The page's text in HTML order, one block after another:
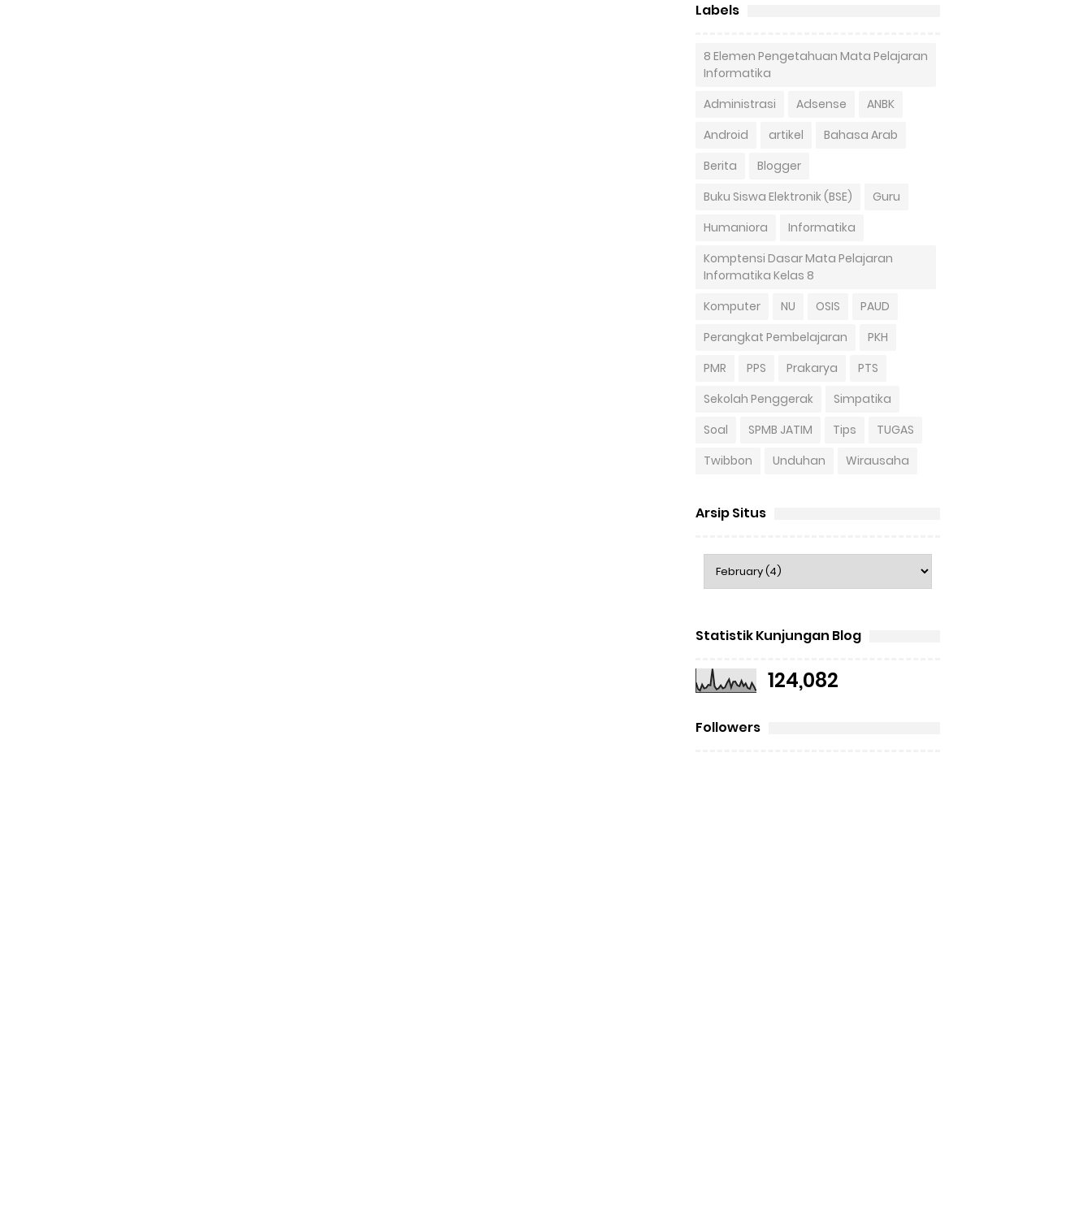
Labels
8 Elemen Pengetahuan Mata Pelajaran
Informatika
Administrasi
Adsense
ANBK
Android
artikel
Bahasa Arab
Berita
Blogger
Buku Siswa Elektronik (BSE)
Guru
Humaniora
Informatika
Komptensi Dasar Mata Pelajaran
Informatika Kelas 8
Komputer
NU OSIS
PAUD
Perangkat Pembelajaran
PKH
PMR
PPS Prakarya
PTS
Sekolah Penggerak
Simpatika
Soal
SPMB JATIM Tips
TUGAS
Twibbon
Unduhan Wirausaha
Arsip Situs
Statistik Kunjungan Blog
124,082
Followers